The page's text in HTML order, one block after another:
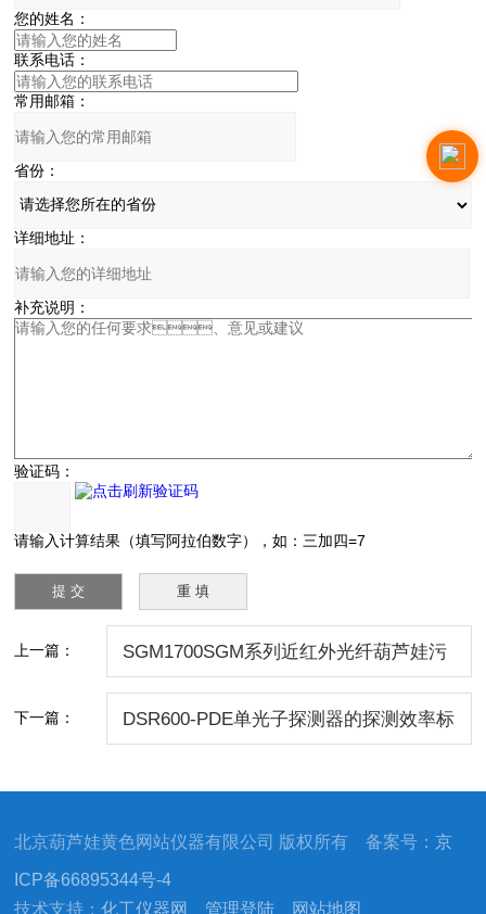
您的姓名：
联系电话：
常用邮箱：
省份：
详细地址：
补充说明：
验证码：
请输入计算结果（填写阿拉伯数字），如：三加四=7
上一篇： SGM1700SGM系列近红外光纤葫芦娃污
下一篇： DSR600-PDE单光子探测器的探测效率标
北京葫芦娃黄色网站仪器有限公司 版权所有 备案号：京
ICP备66895344号-4
技术支持：化工仪器网 管理登陆 网站地图